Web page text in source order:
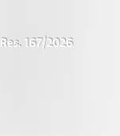
167/2026